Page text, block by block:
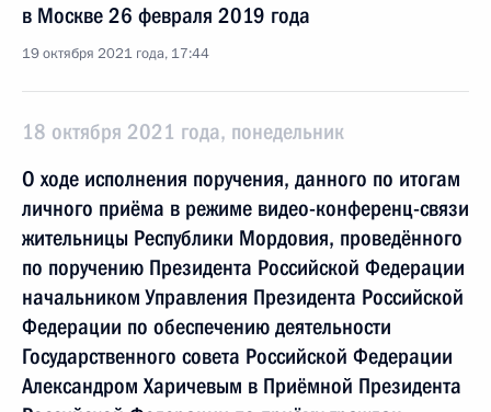
в Москве 26 февраля 2019 года
19 октября 2021 года, 17:44
18 октября 2021 года, понедельник
О ходе исполнения поручения, данного по итогам
личного приёма в режиме видео-конференц-связи
жительницы Республики Мордовия, проведённого
по поручению Президента Российской Федерации
начальником Управления Президента Российской
Федерации по обеспечению деятельности
Государственного совета Российской Федерации
Александром Харичевым в Приёмной Президента